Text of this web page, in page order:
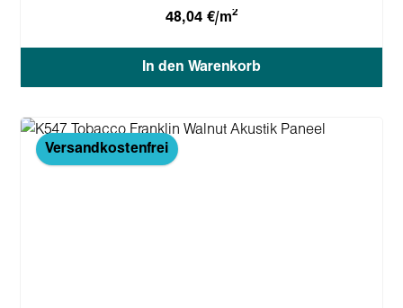
48,04 €/m2
In den Warenkorb
Versandkostenfrei